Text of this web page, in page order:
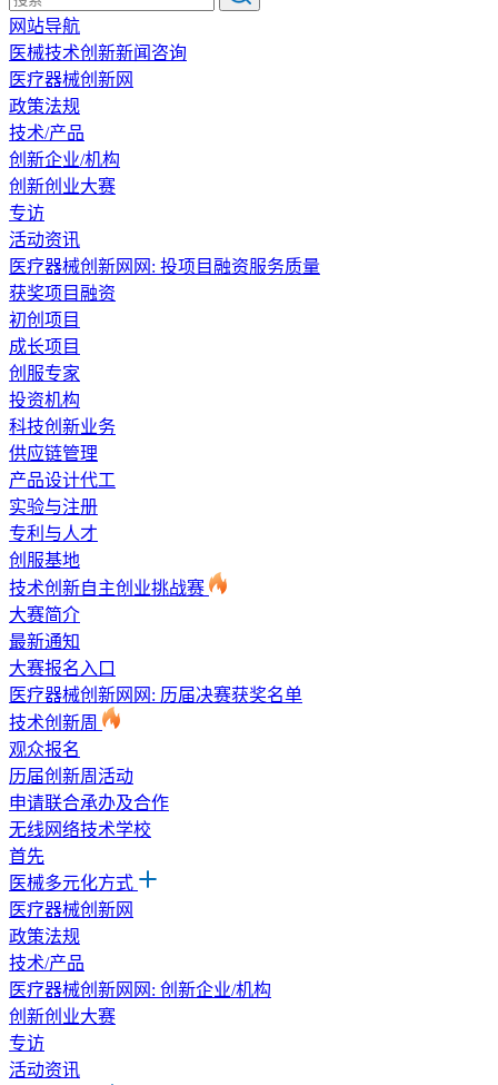
网站导航
医械技术创新新闻咨询
医疗器械创新网
政策法规
技术/产品
创新企业/机构
创新创业大赛
专访
活动资讯
医疗器械创新网网: 投项目融资服务质量
获奖项目融资
初创项目
成长项目
创服专家
投资机构
科技创新业务
供应链管理
产品设计代工
实验与注册
专利与人才
创服基地
技术创新自主创业挑战赛
大赛简介
最新通知
大赛报名入口
医疗器械创新网网: 历届决赛获奖名单
技术创新周
观众报名
历届创新周活动
申请联合承办及合作
无线网络技术学校
首先
医械多元化方式
医疗器械创新网
政策法规
技术/产品
医疗器械创新网网: 创新企业/机构
创新创业大赛
专访
活动资讯